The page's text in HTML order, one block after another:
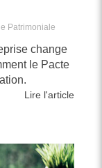
Patrimoniale
change
le Pacte
Lire l'article